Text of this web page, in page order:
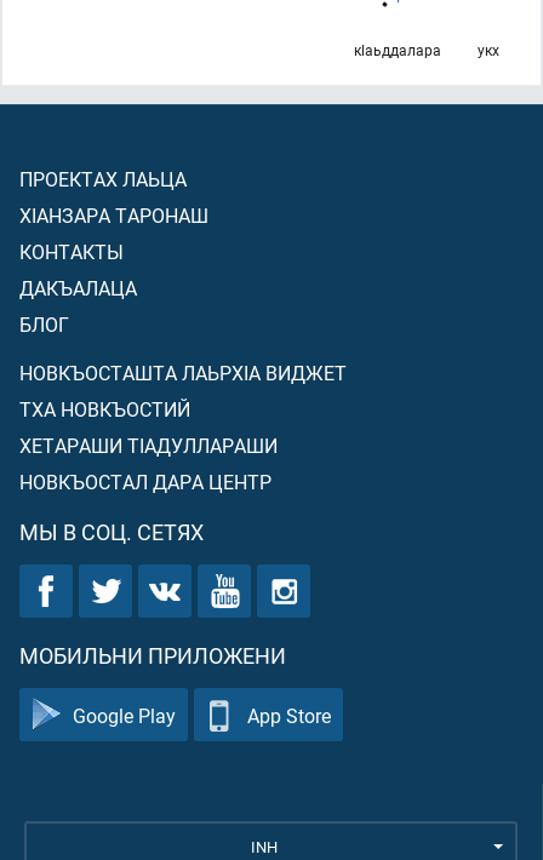
укх
кlаьддалара
ПРОЕКТАХ ЛАЬЦА
ХIАНЗАРА ТАРОНАШ
КОНТАКТЫ
ДАКЪАЛАЦА
БЛОГ
НОВКЪОСТАШТА ЛАЬРХIА ВИДЖЕТ
ТХА НОВКЪОСТИЙ
ХЕТАРАШИ ТIАДУЛЛАРАШИ
НОВКЪОСТАЛ ДАРА ЦЕНТР
МЫ В СОЦ. СЕТЯХ
МОБИЛЬНИ ПРИЛОЖЕНИ
Google Play App Store
INH